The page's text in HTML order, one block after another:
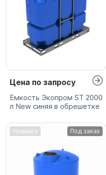
Цена по запросу
Емкость Экопром ST 2000
л New синяя в обрешетке
Новинка Под заказ